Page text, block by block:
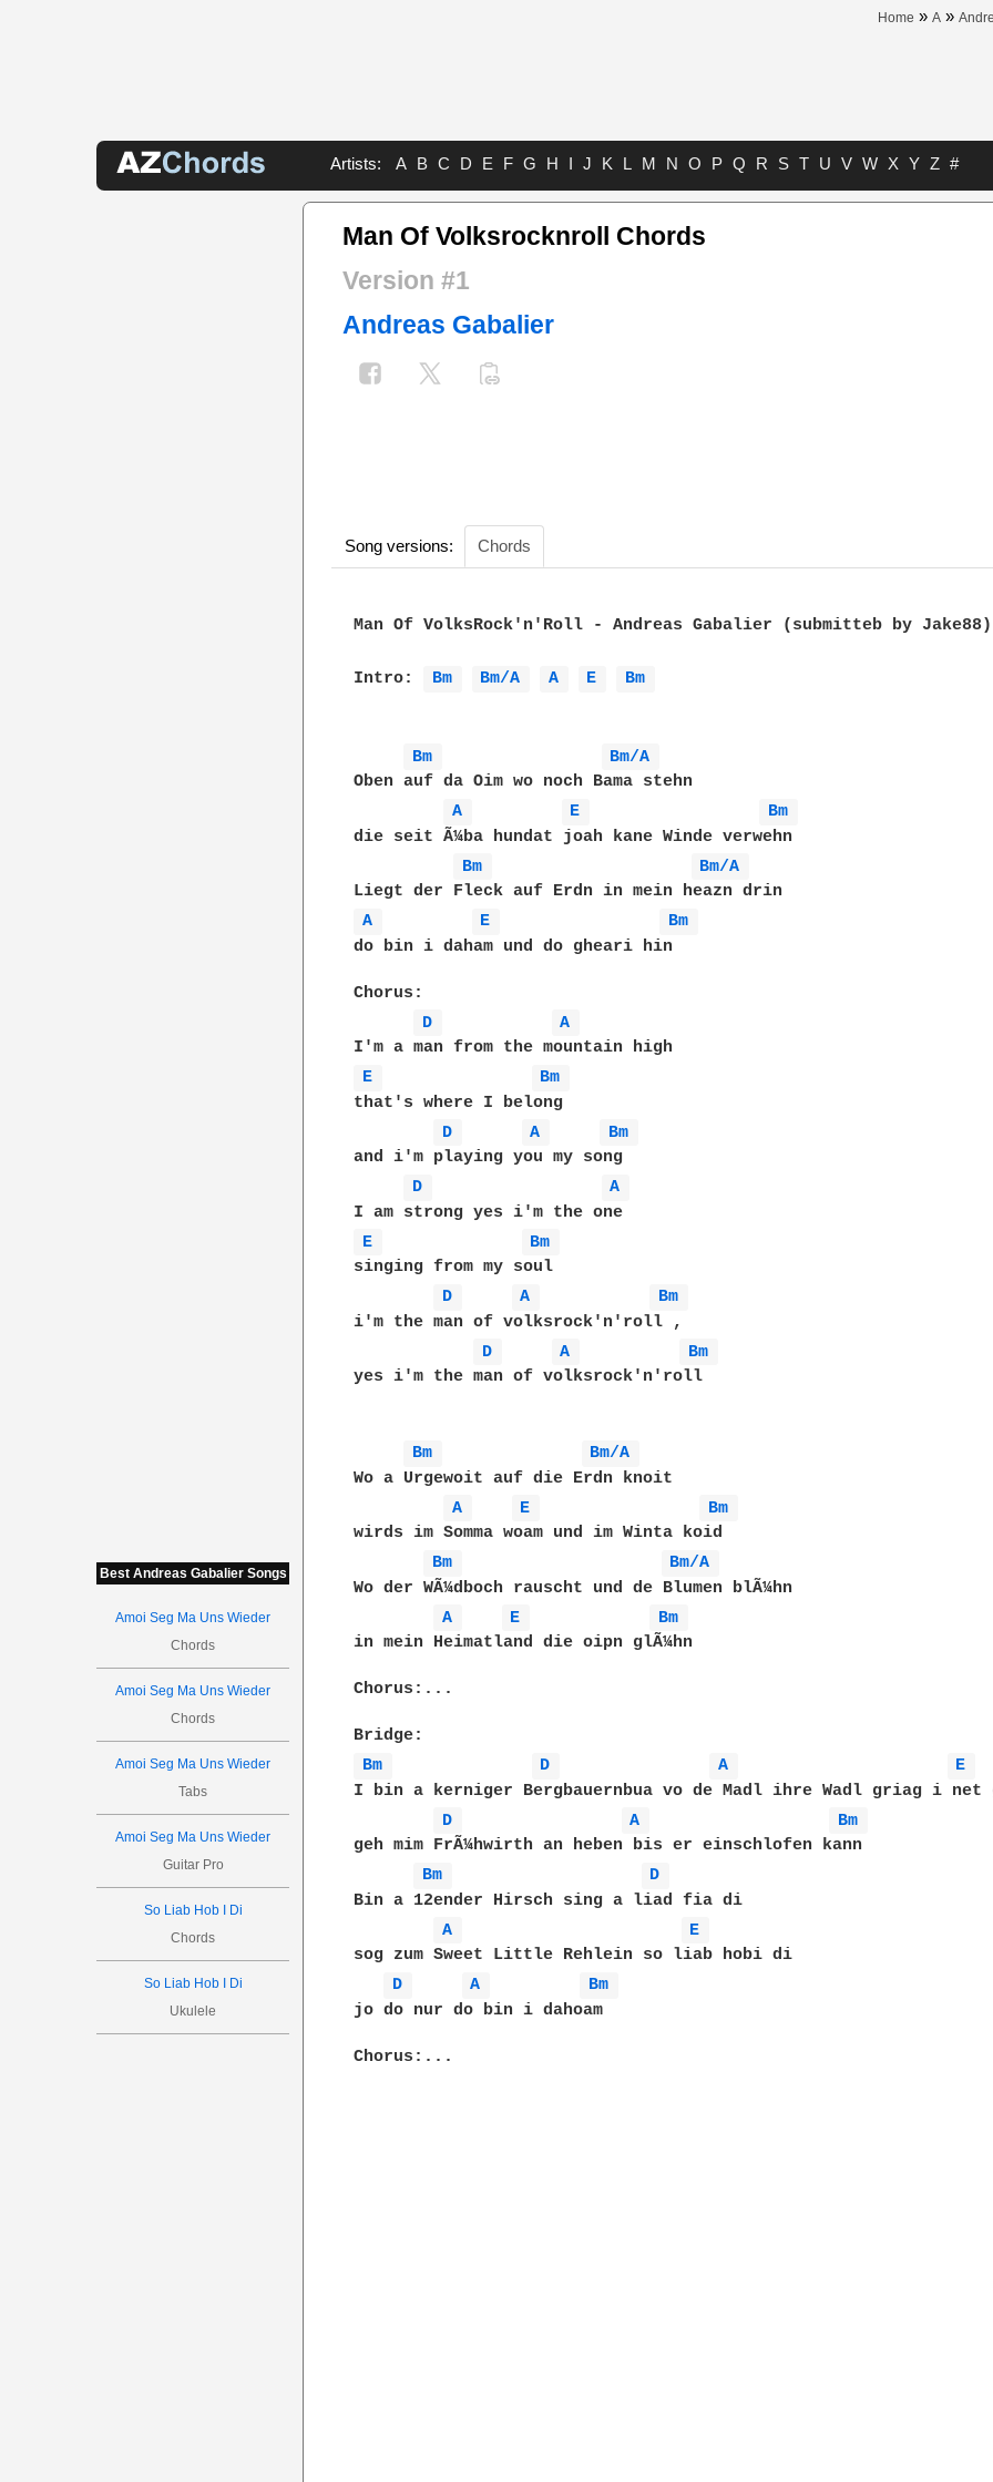
Home » A »
Artists: A B C D E F G H I J K L M N O P Q R S T U V W X Y Z #
Best Andreas Gabalier Songs
Amoi Seg Ma Uns Wieder
Chords
Amoi Seg Ma Uns Wieder
Chords
Amoi Seg Ma Uns Wieder
Tabs
Amoi Seg Ma Uns Wieder
Guitar Pro
So Liab Hob I Di
Chords
So Liab Hob I Di
Ukulele
Man Of Volksrocknroll Chords
Version #1
Andreas Gabalier
Song versions: Chords
Man Of VolksRock'n'Roll - Andreas Gabalier (submitteb by Jake88)
Intro: Bm Bm/A A E Bm
Bm
Bm/A
Oben auf da Oim wo noch Bama stehn
A
E
Bm
die seit Ã¼ba hundat joah kane Winde verwehn
Bm
Bm/A
A
E
Bm
do bin i daham und do gheari hin
Chorus:
D
A
E
Bm
that's where I belong
D
A
Bm
and i'm playing you my song
D
A
E
Bm
singing from my soul
D
A
Bm
i'm the man of volksrock'n'roll ,
D
A
Bm
yes i'm the man of volksrock'n'roll
Bm
Bm/A
Wo a Urgewoit auf die Erdn knoit
A
E
Bm
wirds im Somma woam und im Winta koid
Bm
Bm/A
Wo der WÃ¼dboch rauscht und de Blumen blÃ¼hn
A
E
Bm
in mein Heimatland die oipn glÃ¼hn
Chorus:...
Bm
D A
E
I bin a kerniger Bergbauernbua vo de Madl ihre Wadl griag i net
D
A
Bm
geh mim FrÃ¼hwirth an heben bis er einschlofen kann
Bm
D
Bin a 12ender Hirsch sing a liad fia di
A
E
sog zum Sweet Little Rehlein so liab hobi di
D
A
Bm
jo do nur do bin i dahoam
Chorus:...